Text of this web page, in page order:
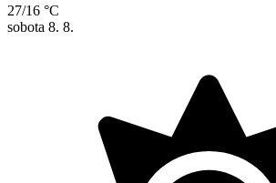
27/16 °C
sobota 8. 8.